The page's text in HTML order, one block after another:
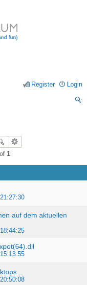
Login
Register
1
auf dem aktuellen